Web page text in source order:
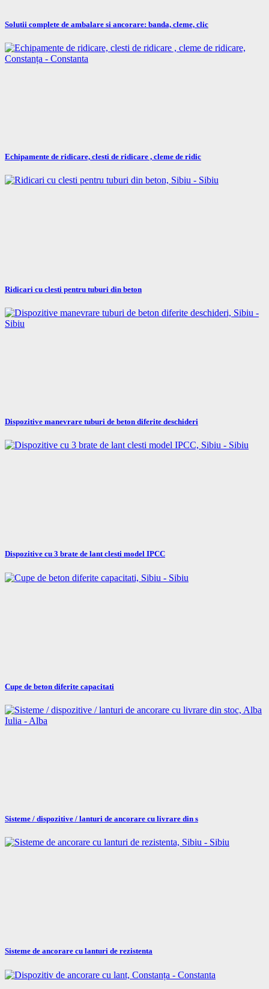
Solutii complete de ambalare si ancorare: banda, cleme, clic
Echipamente de ridicare, clesti de ridicare , cleme de ridic
Ridicari cu clesti pentru tuburi din beton
Dispozitive manevrare tuburi de beton diferite deschideri
Dispozitive cu 3 brate de lant clesti model IPCC
Cupe de beton diferite capacitati
Sisteme / dispozitive / lanturi de ancorare cu livrare din s
Sisteme de ancorare cu lanturi de rezistenta